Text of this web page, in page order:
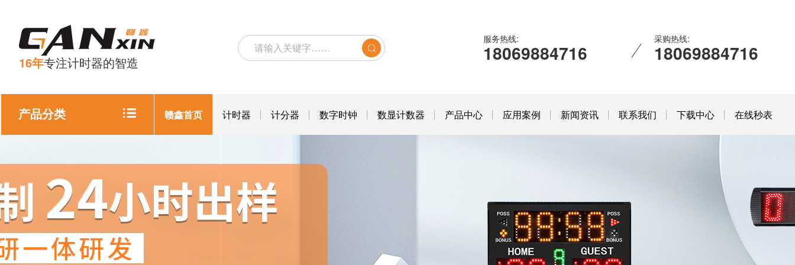
16年专注计时器的智造
服务热线:
18069884716
采购热线:
18069884716
产品分类 赣鑫首页 计时器 计分器 数字时钟 数显计数器 产品中心 应用案例 新闻资讯 联系我们 下载中心 在线秒表